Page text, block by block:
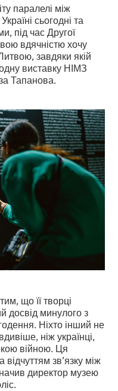
паралелі між
сьогодні та
під час Другої
вдячністю хочу
завдяки якій
виставку НІМЗ
Тапанова.
що її творці
досвід минулого з
Ніхто інший не
ніж українці,
війною. Ця
зв’язку між
директор музею